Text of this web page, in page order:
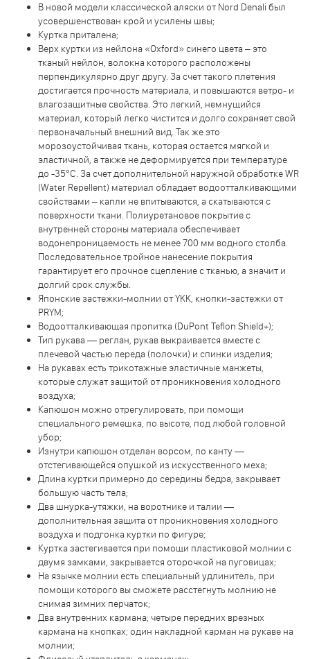
В новой модели классической аляски от Nord Denali был
усовершенствован крой и усилены швы;
Куртка приталена;
Верх куртки из нейлона «Oxford» синего цвета – это
тканый нейлон, волокна которого расположены
перпендикулярно друг другу. За счет такого плетения
достигается прочность материала, и повышаются ветро- и
влагозащитные свойства. Это легкий, немнущийся
материал, который легко чистится и долго сохраняет свой
первоначальный внешний вид. Так же это
морозоустойчивая ткань, которая остается мягкой и
эластичной, а также не деформируется при температуре
до -35°С. За счет дополнительной наружной обработке WR
(Water Repellent) материал обладает водоотталкивающими
свойствами – капли не впитываются, а скатываются с
поверхности ткани. Полиуретановое покрытие с
внутренней стороны материала обеспечивает
водонепроницаемость не менее 700 мм водного столба.
Последовательное тройное нанесение покрытия
гарантирует его прочное сцепление с тканью, а значит и
долгий срок службы.
Японские застежки-молнии от YKK, кнопки-застежки от
PRYM;
Водоотталкивающая пропитка (DuPont Teflon Shield+);
Тип рукава — реглан, рукав выкраивается вместе с
плечевой частью переда (полочки) и спинки изделия;
На рукавах есть трикотажные эластичные манжеты,
которые служат защитой от проникновения холодного
воздуха;
Капюшон можно отрегулировать, при помощи
специального ремешка, по высоте, под любой головной
убор;
Изнутри капюшон отделан ворсом, по канту —
отстегивающейся опушкой из искусственного меха;
Длина куртки примерно до середины бедра, закрывает
большую часть тела;
Два шнурка-утяжки, на воротнике и талии —
дополнительная защита от проникновения холодного
воздуха и подгонка куртки по фигуре;
Куртка застегивается при помощи пластиковой молнии с
двумя замками, закрывается оторочкой на пуговицах;
На язычке молнии есть специальный удлинитель, при
помощи которого вы сможете расстегнуть молнию не
снимая зимних перчаток;
Два внутренних кармана; четыре передних врезных
кармана на кнопках; один накладной карман на рукаве на
молнии;